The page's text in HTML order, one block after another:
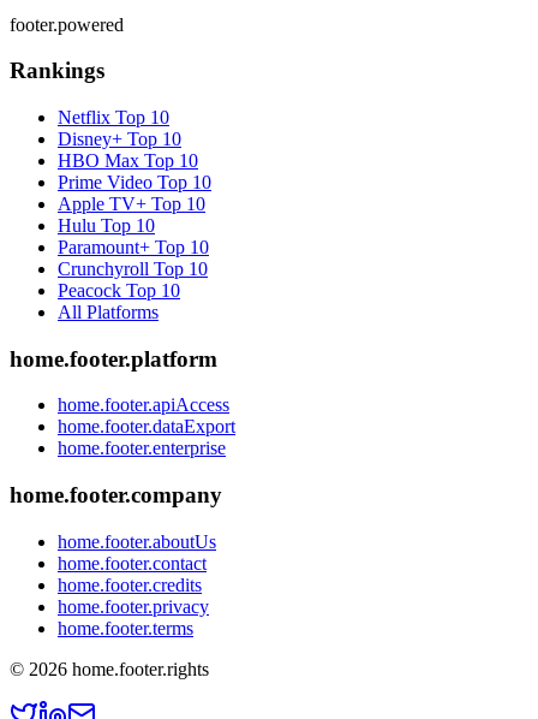
footer.powered
Rankings
Netflix Top 10
Disney+ Top 10
HBO Max Top 10
Prime Video Top 10
Apple TV+ Top 10
Hulu Top 10
Paramount+ Top 10
Crunchyroll Top 10
Peacock Top 10
All Platforms
home.footer.platform
home.footer.apiAccess
home.footer.dataExport
home.footer.enterprise
home.footer.company
home.footer.aboutUs
home.footer.contact
home.footer.credits
home.footer.privacy
home.footer.terms
© 2026 home.footer.rights